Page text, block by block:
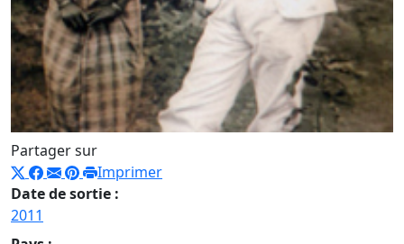
Partager sur
Imprimer
Date de sortie :
2011